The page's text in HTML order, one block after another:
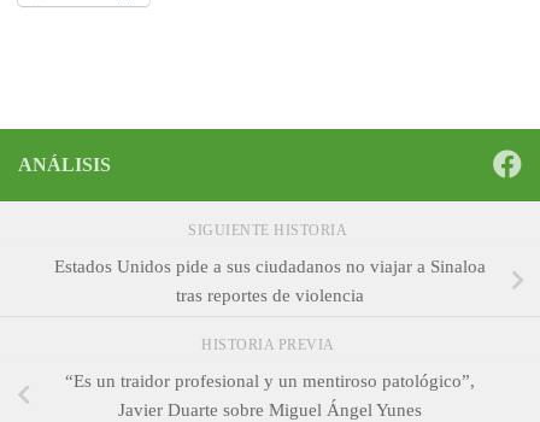
ANÁLISIS
SIGUIENTE HISTORIA
Estados Unidos pide a sus ciudadanos no viajar a Sinaloa
tras reportes de violencia
HISTORIA PREVIA
“Es un traidor profesional y un mentiroso patológico”,
Javier Duarte sobre Miguel Ángel Yunes